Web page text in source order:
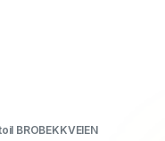
BROBEKKVEIEN